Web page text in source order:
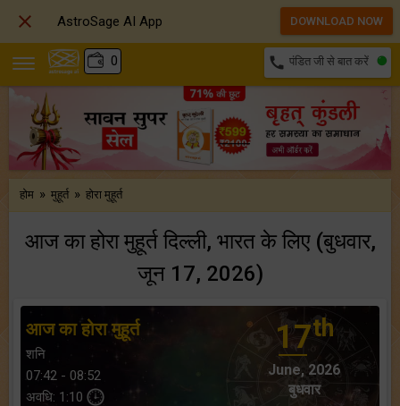
0 call पंडित जी से बात करें
होम » मुहूर्त » होरा मुहूर्त
आज का होरा मुहूर्त दिल्ली, भारत के लिए (बुधवार,
जून 17, 2026)
आज का होरा मुहूर्त
शनि
07:42 - 08:52
अवधि: 1:10
17th
June, 2026
बुधवार
 AstroSage AI App DOWNLOAD NOW